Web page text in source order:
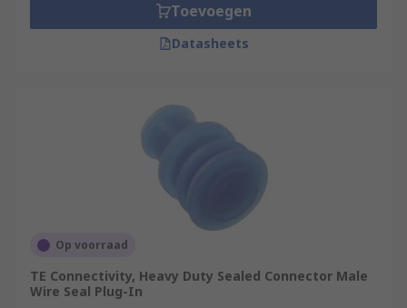
Toevoegen
Datasheets
Op voorraad
TE Connectivity, Heavy Duty Sealed Connector Male
Wire Seal Plug-In